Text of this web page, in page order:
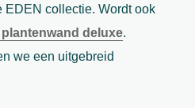
EDEN collectie. Wordt ook
deluxe.
we een uitgebreid